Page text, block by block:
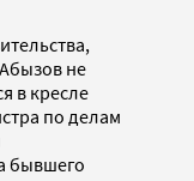
не
в кресле
по делам
бывшего